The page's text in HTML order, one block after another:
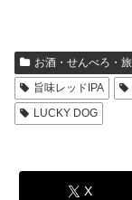
お酒・せんべろ・旅
旨味レッドIPA
LUCKY DOG
X